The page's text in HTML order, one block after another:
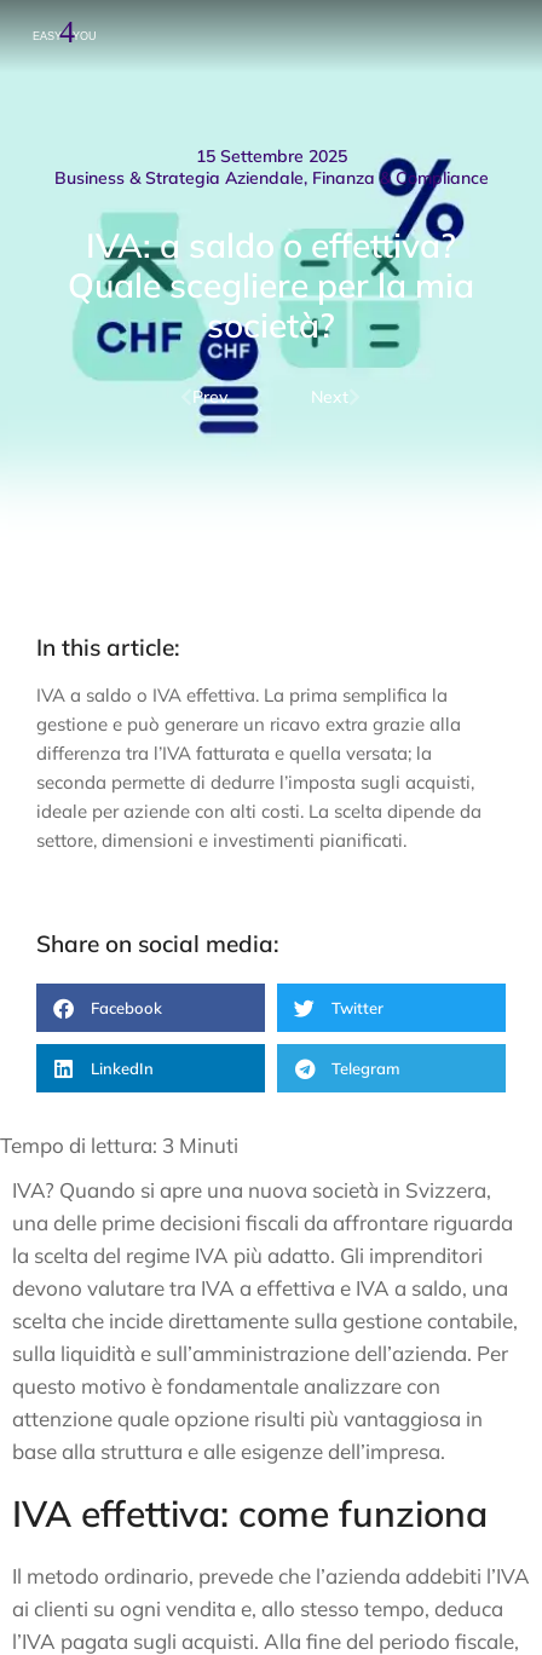
15 Settembre 2025
Business & Strategia Aziendale, Finanza & Compliance
IVA: a saldo o effettiva?
Quale scegliere per la mia
società?
Prev. Next
Tempo di lettura: 3 Minuti
IVA? Quando si apre una nuova società in Svizzera,
una delle prime decisioni fiscali da affrontare riguarda
la scelta del regime IVA più adatto. Gli imprenditori
devono valutare tra IVA a effettiva e IVA a saldo, una
scelta che incide direttamente sulla gestione contabile,
sulla liquidità e sull’amministrazione dell’azienda. Per
questo motivo è fondamentale analizzare con
attenzione quale opzione risulti più vantaggiosa in
base alla struttura e alle esigenze dell’impresa.
IVA effettiva: come funziona
Il metodo ordinario, prevede che l’azienda addebiti l’IVA
ai clienti su ogni vendita e, allo stesso tempo, deduca
l’IVA pagata sugli acquisti. Alla fine del periodo fiscale,
In this article:
IVA a saldo o IVA effettiva. La prima semplifica la
gestione e può generare un ricavo extra grazie alla
differenza tra l’IVA fatturata e quella versata; la
seconda permette di dedurre l’imposta sugli acquisti,
ideale per aziende con alti costi. La scelta dipende da
settore, dimensioni e investimenti pianificati.
Share on social media:
Facebook Twitter
LinkedIn Telegram